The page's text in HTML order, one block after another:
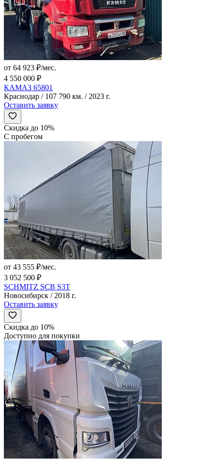
от 64 923 ₽/мес.
4 550 000 ₽
КАМАЗ 65801
Краснодар / 107 790 км. / 2023 г.
Оставить заявку
Скидка до 10%
С пробегом
от 43 555 ₽/мес.
3 052 500 ₽
SCHMITZ SCB S3T
Новосибирск / 2018 г.
Оставить заявку
Скидка до 10%
Доступно для покупки